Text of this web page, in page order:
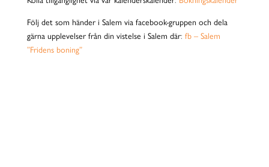
Följ det som händer i Salem via facebook-gruppen och dela
gärna upplevelser från din vistelse i Salem där: fb – Salem
”Fridens boning”